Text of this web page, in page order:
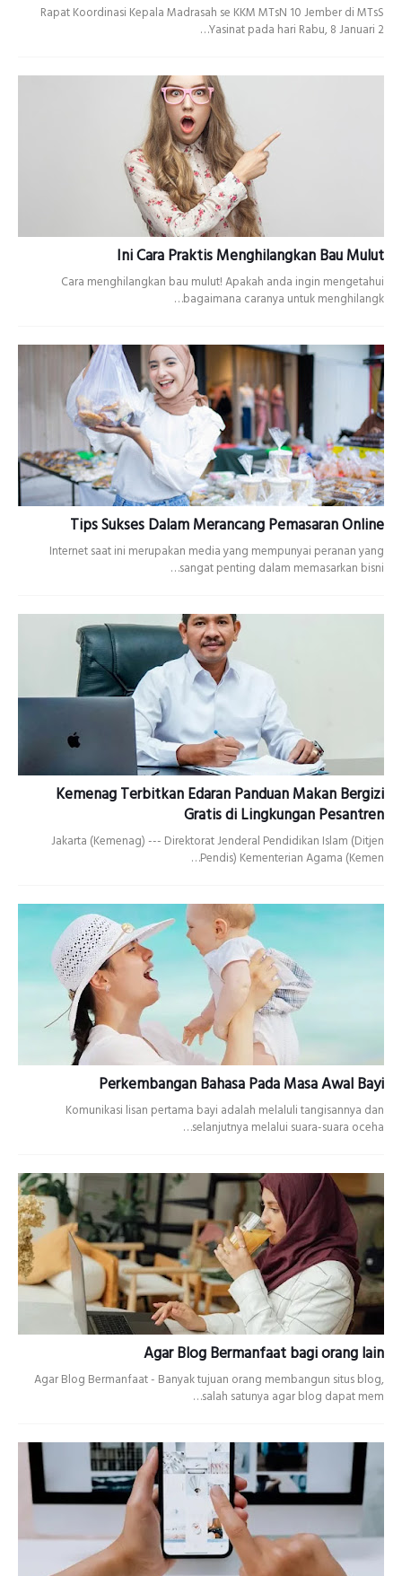
Rapat Koordinasi Kepala Madrasah se KKM MTsN 10 Jember di MTsS
Yasinat pada hari Rabu, 8 Januari 2…
Ini Cara Praktis Menghilangkan Bau Mulut
Cara menghilangkan bau mulut! Apakah anda ingin mengetahui
bagaimana caranya untuk menghilangk…
Tips Sukses Dalam Merancang Pemasaran Online
Internet saat ini merupakan media yang mempunyai peranan yang
sangat penting dalam memasarkan bisni…
Kemenag Terbitkan Edaran Panduan Makan Bergizi
Gratis di Lingkungan Pesantren
Jakarta (Kemenag) --- Direktorat Jenderal Pendidikan Islam (Ditjen
Pendis) Kementerian Agama (Kemen…
Perkembangan Bahasa Pada Masa Awal Bayi
Komunikasi lisan pertama bayi adalah melaluli tangisannya dan
selanjutnya melalui suara-suara oceha…
Agar Blog Bermanfaat bagi orang lain
Agar Blog Bermanfaat - Banyak tujuan orang membangun situs blog,
salah satunya agar blog dapat mem…